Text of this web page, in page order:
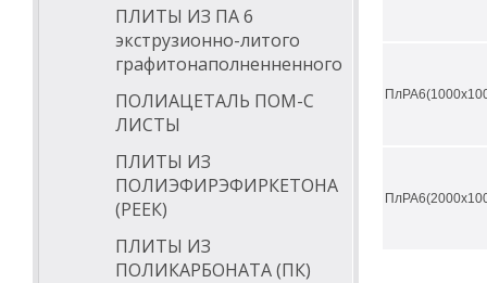
ПЛИТЫ ИЗ ПА 6
экструзионно-литого
графитонаполненненного
ПОЛИАЦЕТАЛЬ ПОМ-С
ЛИСТЫ
ПЛИТЫ ИЗ
ПОЛИЭФИРЭФИРКЕТОНА
(РЕЕК)
ПЛИТЫ ИЗ
ПОЛИКАРБОНАТА (ПК)